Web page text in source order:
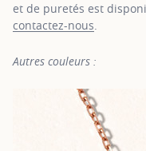
et de puretés est
contactez-nous.
Autres couleurs :